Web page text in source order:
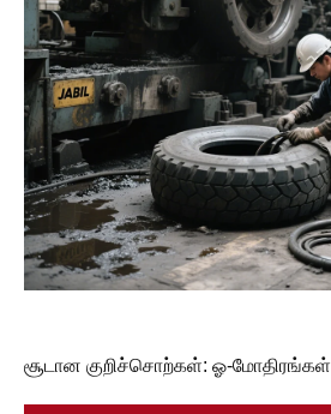
சூடான குறிச்சொற்கள்: ஓ-மோதிரங்கள்